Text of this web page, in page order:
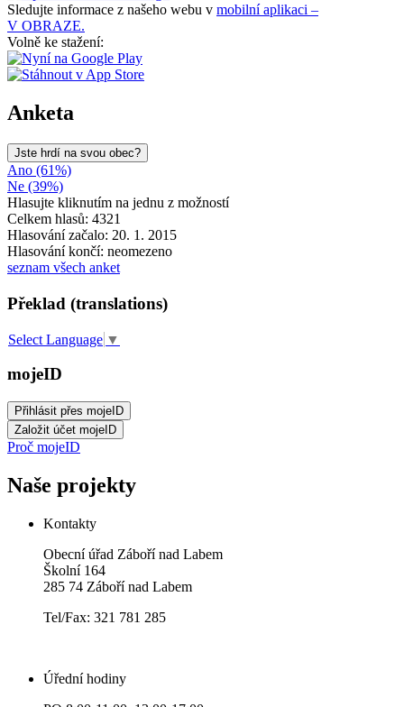
Sledujte informace z našeho webu v mobilní aplikaci –
V OBRAZE.
Volně ke stažení:
Anketa
Jste hrdí na svou obec?
Ano (61%)
Ne (39%)
Hlasujte kliknutím na jednu z možností
Celkem hlasů: 4321
Hlasování začalo: 20. 1. 2015
Hlasování končí: neomezeno
seznam všech anket
Překlad (translations)
Select Language ▼
mojeID
Proč mojeID
Naše projekty
Kontakty
Obecní úřad Záboří nad Labem
Školní 164
285 74 Záboří nad Labem
Tel/Fax: 321 781 285
Úřední hodiny